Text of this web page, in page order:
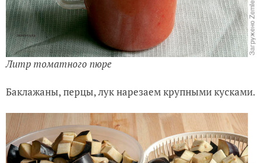
Литр томатного пюре
Баклажаны, перцы, лук нарезаем крупными кусками.